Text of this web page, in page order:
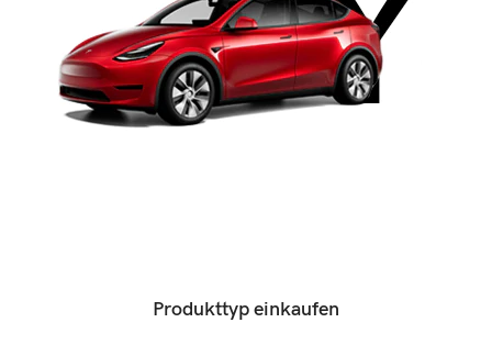
Produkttyp einkaufen